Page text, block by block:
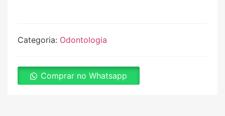
Categoria: Odontologia
Comprar no Whatsapp